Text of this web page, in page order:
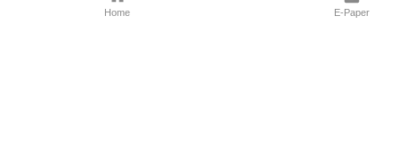
Home E-Paper